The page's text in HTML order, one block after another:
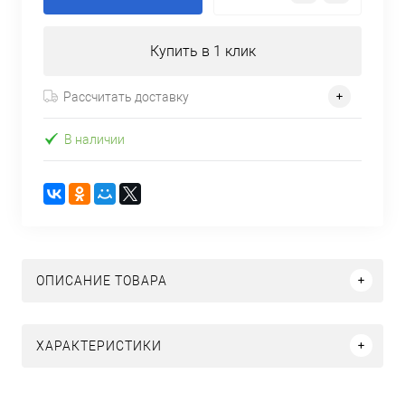
Купить в 1 клик
Рассчитать доставку
В наличии
ОПИСАНИЕ ТОВАРА
ХАРАКТЕРИСТИКИ